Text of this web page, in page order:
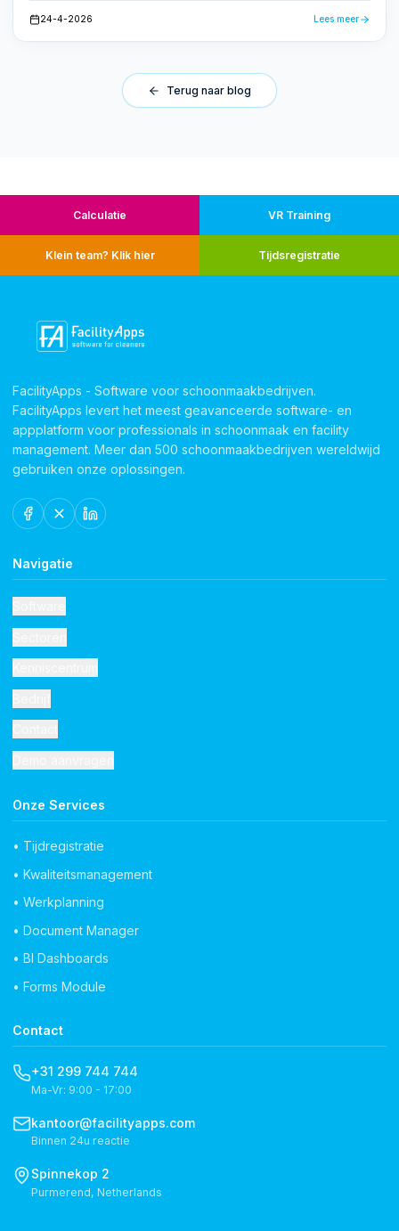
manifest voor het volgende decennium.
24-4-2026 Lees meer
Terug naar blog
Calculatie VR Training
Klein team? Klik hier Tijdsregistratie
FacilityApps - Software voor schoonmaakbedrijven.
FacilityApps levert het meest geavanceerde software- en
appplatform voor professionals in schoonmaak en facility
management. Meer dan 500 schoonmaakbedrijven wereldwijd
gebruiken onze oplossingen.
Navigatie
Onze Services
• Tijdregistratie
• Kwaliteitsmanagement
• Werkplanning
• Document Manager
• BI Dashboards
• Forms Module
Contact
+31 299 744 744
Ma-Vr: 9:00 - 17:00
kantoor@facilityapps.com
Binnen 24u reactie
Spinnekop 2
Purmerend, Netherlands